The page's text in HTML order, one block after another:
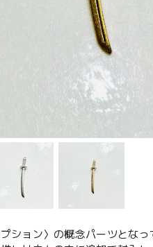
ション〉の概念パーツとなっ